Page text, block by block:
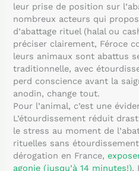
leur prise de position sur
nombreux acteurs qui
d’abattage rituel (halal ou
préciser clairement, Féroce
leurs animaux sont abattus
traditionnelle, avec
perd conscience avant la
anodin, change tout.
Pour l’animal, c’est une
L’étourdissement réduit
le stress au moment de
rituelles sans
dérogation en France,
agonie (jusqu’à 14 minutes!).